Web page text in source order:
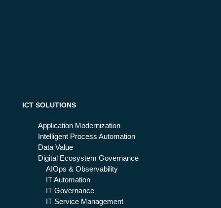
ICT SOLUTIONS
Application Modernization
Intelligent Process Automation
Data Value
Digital Ecosystem Governance
AIOps & Observability
IT Automation
IT Governance
IT Service Management